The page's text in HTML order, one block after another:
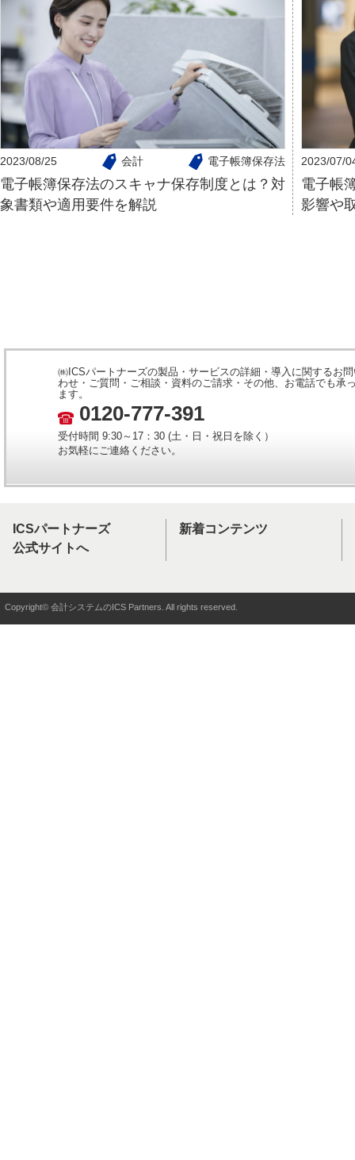
2023/08/25 会計 電子帳簿保存法
電子帳簿保存法のスキャナ保存制度とは？対
象書類や適用要件を解説
2023/07/
電子帳
影響や
㈱ICSパートナーズの製品・サービスの詳細・導入に関するお
わせ・ご質問・ご相談・資料のご請求・その他、お電話でも承
ます。
0120-777-391
受付時間 9:30～17：30 (土・日・祝日を除く）
お気軽にご連絡ください。
ICSパートナーズ
公式サイトへ
新着コンテンツ
Copyright© 会計システムのICS Partners. All rights reserved.